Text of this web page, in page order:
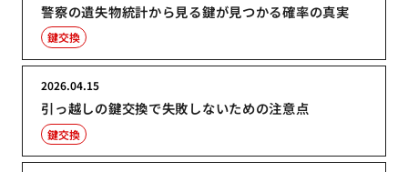
警察の遺失物統計から見る鍵が見つかる確率の真実
鍵交換
引っ越しの鍵交換で失敗しないための注意点
2026.04.15
鍵交換